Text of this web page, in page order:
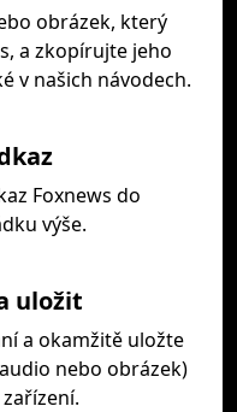
obrázek, který
a zkopírujte jeho
v našich návodech.
Foxnews do
výše.
uložit
a okamžitě uložte
nebo obrázek)